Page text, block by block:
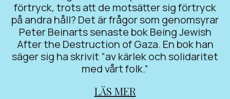
förtryck, trots att de motsätter sig förtryck
på andra håll? Det är frågor som genomsyrar
Peter Beinarts senaste bok Being Jewish
After the Destruction of Gaza. En bok han
säger sig ha skrivit ”av kärlek och solidaritet
med vårt folk.”
LÄS MER